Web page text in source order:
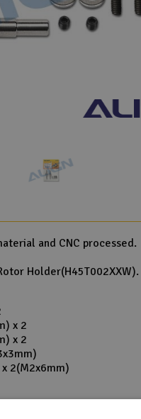
and CNC processed.
Holder(H45T002XXW).
x 2
x 2
2(M2x6mm)